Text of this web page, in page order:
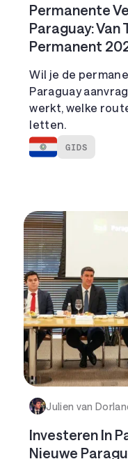
Permanente
Paraguay: Van
Permanent
Wil je de
Paraguay
werkt, welke
letten.
GIDS
Julien van
Investeren In
Nieuwe